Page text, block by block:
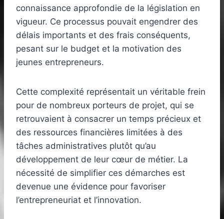
connaissance approfondie de la législation en
vigueur. Ce processus pouvait engendrer des
délais importants et des frais conséquents,
pesant sur le budget et la motivation des
jeunes entrepreneurs.
Cette complexité représentait un véritable frein
pour de nombreux porteurs de projet, qui se
retrouvaient à consacrer un temps précieux et
des ressources financières limitées à des
tâches administratives plutôt qu’au
développement de leur cœur de métier. La
nécessité de simplifier ces démarches est
devenue une évidence pour favoriser
l’entrepreneuriat et l’innovation.